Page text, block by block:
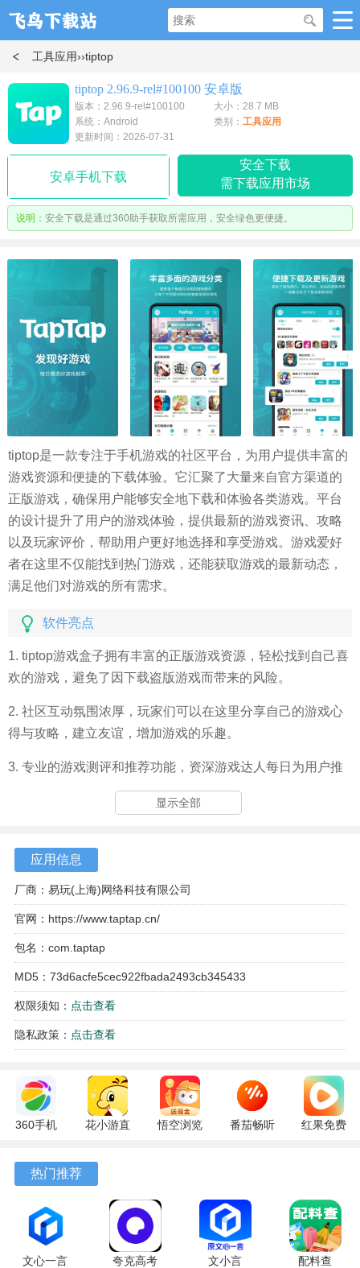
工具应用››tiptop
tiptop 2.96.9-rel#100100 安卓版
版本：2.96.9-rel#100100
大小：28.7 MB
系统：Android
类别： 工具应用
更新时间：2026-07-31
安卓手机下载
安全下载
需下载应用市场
说明： 安全下载是通过360助手获取所需应用，安全绿色更便捷。
tiptop是一款专注于手机游戏的社区平台，为用户提供丰富的
游戏资源和便捷的下载体验。它汇聚了大量来自官方渠道的
正版游戏，确保用户能够安全地下载和体验各类游戏。平台
的设计提升了用户的游戏体验，提供最新的游戏资讯、攻略
以及玩家评价，帮助用户更好地选择和享受游戏。游戏爱好
者在这里不仅能找到热门游戏，还能获取游戏的最新动态，
满足他们对游戏的所有需求。
软件亮点
1. tiptop游戏盒子拥有丰富的正版游戏资源，轻松找到自己喜
欢的游戏，避免了因下载盗版游戏而带来的风险。
2. 社区互动氛围浓厚，玩家们可以在这里分享自己的游戏心
得与攻略，建立友谊，增加游戏的乐趣。
3. 专业的游戏测评和推荐功能，资深游戏达人每日为用户推
荐优质游戏，帮助他们更好地理解游戏的玩法与特色。
显示全部
应用信息
厂商：易玩(上海)网络科技有限公司
官网： https://www.taptap.cn/
包名：com.taptap
MD5：73d6acfe5cec922fbada2493cb345433
权限须知： 点击查看
隐私政策： 点击查看
360手机
10.13.27
最新版
花小游直
17.9.56
悟空浏览
番茄畅听
红果免费
热门推荐
文心一言
夸克高考
文小言
配料查